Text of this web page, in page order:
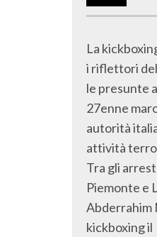
La
i riflettori
le presunte
27enne
autorità
attività
Tra gli
Piemonte e
Abderrahim
kickboxing il